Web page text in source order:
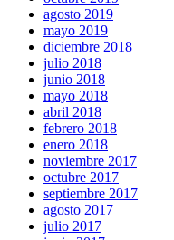
agosto 2019
mayo 2019
diciembre 2018
julio 2018
junio 2018
mayo 2018
abril 2018
febrero 2018
enero 2018
noviembre 2017
octubre 2017
septiembre 2017
agosto 2017
julio 2017